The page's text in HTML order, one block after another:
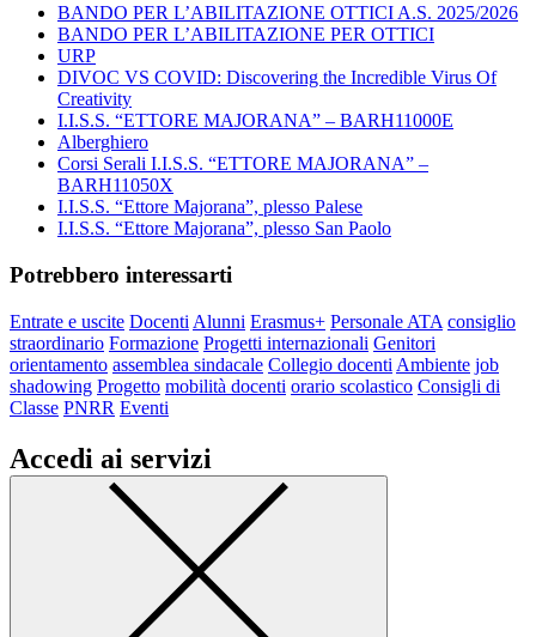
BANDO PER L’ABILITAZIONE OTTICI A.S. 2025/2026
BANDO PER L’ABILITAZIONE PER OTTICI
URP
DIVOC VS COVID: Discovering the Incredible Virus Of
Creativity
I.I.S.S. “ETTORE MAJORANA” – BARH11000E
Alberghiero
Corsi Serali I.I.S.S. “ETTORE MAJORANA” –
BARH11050X
I.I.S.S. “Ettore Majorana”, plesso Palese
I.I.S.S. “Ettore Majorana”, plesso San Paolo
Potrebbero interessarti
Entrate e uscite Docenti Alunni Erasmus+ Personale ATA consiglio
straordinario Formazione Progetti internazionali Genitori
orientamento assemblea sindacale Collegio docenti Ambiente job
shadowing Progetto mobilità docenti orario scolastico Consigli di
Classe PNRR Eventi
Accedi ai servizi